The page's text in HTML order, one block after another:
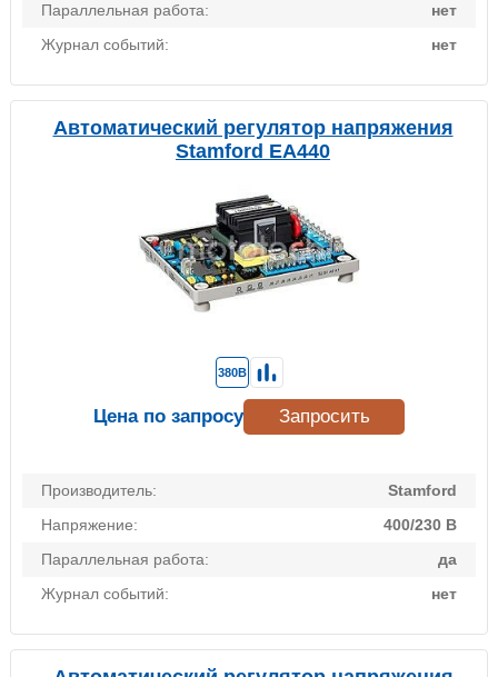
Параллельная работа:
нет
Журнал событий:
нет
Автоматический регулятор напряжения
Stamford EA440
Производитель:
Stamford
Напряжение:
400/230 В
Параллельная работа:
да
Журнал событий:
нет
380В
Цена по запросу Запросить